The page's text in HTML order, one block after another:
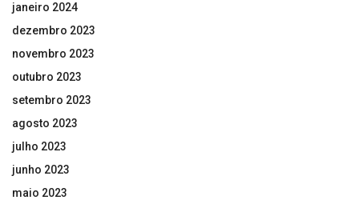
janeiro 2024
dezembro 2023
novembro 2023
outubro 2023
setembro 2023
agosto 2023
julho 2023
junho 2023
maio 2023